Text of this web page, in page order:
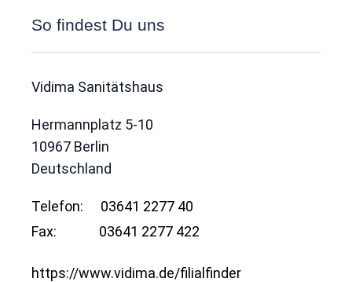
So findest Du uns
Vidima Sanitätshaus
Hermannplatz 5-10
10967 Berlin
Deutschland
Telefon:
03641 2277 40
Fax:
03641 2277 422
https://www.vidima.de/filialfinder